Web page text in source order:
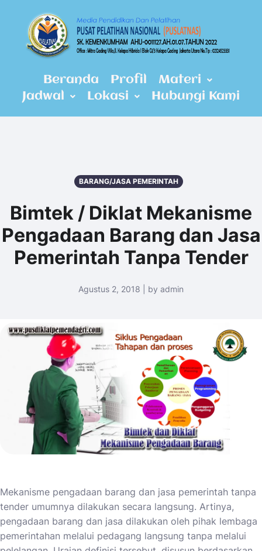
Beranda Profil
Materi
Jadwal
Lokasi Hubungi Kami
BARANG/JASA PEMERINTAH
Bimtek / Diklat Mekanisme
Pengadaan Barang dan Jasa
Pemerintah Tanpa Tender
Agustus 2, 2018 | by admin
Mekanisme pengadaan barang dan jasa pemerintah tanpa
tender umumnya dilakukan secara langsung. Artinya,
pengadaan barang dan jasa dilakukan oleh pihak lembaga
pemerintahan melalui pedagang langsung tanpa melalui